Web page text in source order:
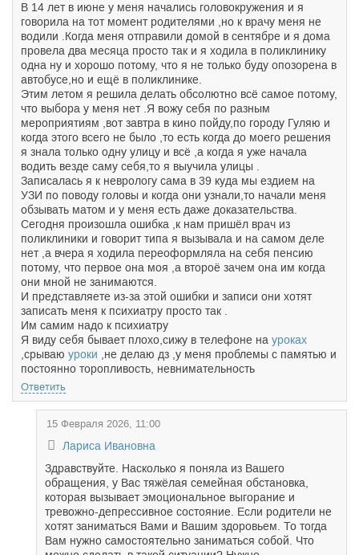
В 14 лет в июне у меня начались головокружения и я
говорила на тот момент родителями ,но к врачу меня не
водили .Когда меня отправили домой в сентябре и я дома
провела два месяца просто так и я ходила в поликлинику
одна ну и хорошо потому, что я не только буду опозорена в
автобусе,но и ещё в поликлинике.
Этим летом я решила делать обсолютно всё самое потому,
что выбора у меня нет .Я вожу себя по разным
мероприятиям ,вот завтра в кино пойду,по городу Гуляю и
когда этого всего не было ,то есть когда до моего решения
я знала только одну улицу и всё ,а когда я уже начала
водить везде саму себя,то я выучила улицы .
Записалась я к неврологу сама в 39 куда мы ездием на
УЗИ по поводу головы и когда они узнали,то начали меня
обзывать матом и у меня есть даже доказательства.
Сегодня произошла ошибка ,к нам пришёл врач из
поликлиники и говорит типа я вызывала и на самом деле
нет ,а вчера я ходила переоформляла на себя пенсию
потому, что первое она моя ,а второё зачем она им когда
они мной не занимаются.
И представляете из-за этой ошибки и записи они хотят
записать меня к психиатру просто так .
Им самим надо к психиатру
Я виду себя бывает плохо,сижу в телефоне на уроках
,срываю уроки ,не делаю дз ,у меня проблемы с памятью и
постоянно торопливость, невнимательность
Ответить
15 Февраля 2026, 11:00
Лариса Ивановна
Здравствуйте. Насколько я поняла из Вашего
обращения, у Вас тяжёлая семейная обстановка,
которая вызывает эмоциональное выгорание и
тревожно-депрессивное состояние. Если родители не
хотят заниматься Вами и Вашим здоровьем. То тогда
Вам нужно самостоятельно заниматься собой. Что